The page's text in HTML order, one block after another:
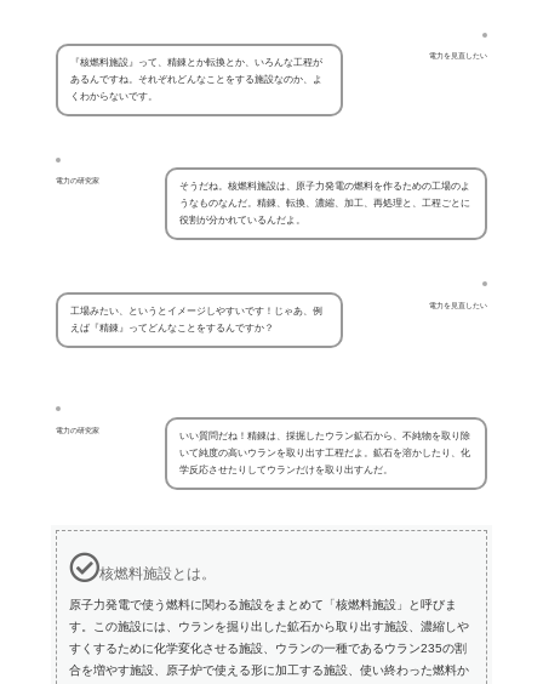
電力を見直したい
『核燃料施設』って、精錬とか転換とか、いろんな工程が
あるんですね。それぞれどんなことをする施設なのか、よ
くわからないです。
電力の研究家
そうだね。核燃料施設は、原子力発電の燃料を作るための工場のよ
うなものなんだ。精錬、転換、濃縮、加工、再処理と、工程ごとに
役割が分かれているんだよ。
電力を見直したい
工場みたい、というとイメージしやすいです！じゃあ、例
えば『精錬』ってどんなことをするんですか？
電力の研究家
いい質問だね！精錬は、採掘したウラン鉱石から、不純物を取り除
いて純度の高いウランを取り出す工程だよ。鉱石を溶かしたり、化
学反応させたりしてウランだけを取り出すんだ。
核燃料施設とは。
原子力発電で使う燃料に関わる施設をまとめて「核燃料施設」と呼びま
す。この施設には、ウランを掘り出した鉱石から取り出す施設、濃縮しや
すくするために化学変化させる施設、ウランの一種であるウラン235の割
合を増やす施設、原子炉で使える形に加工する施設、使い終わった燃料か